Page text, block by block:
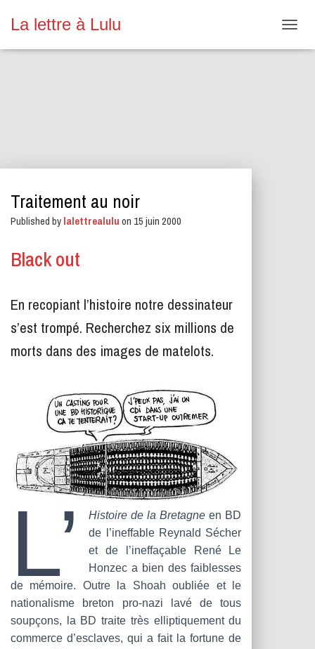
La lettre à Lulu
U
Traitement au noir
Published bylalettrealuluon 15 juin 2000
Black out
En recopiant l’histoire notre dessinateur
s’est trompé. Recherchez six millions de
morts dans des images de matelots.
L’ Histoire de la Bretagne en BD
de l’ineffable Reynald Sécher
et de l’ineffaçable René Le
Honzec a bien des faiblesses
de mémoire. Outre la Shoah oubliée et le
nationalisme breton pro-nazi lavé de tous
soupçons, la BD traite très elliptiquement du
commerce d’esclaves, qui a fait la fortune de